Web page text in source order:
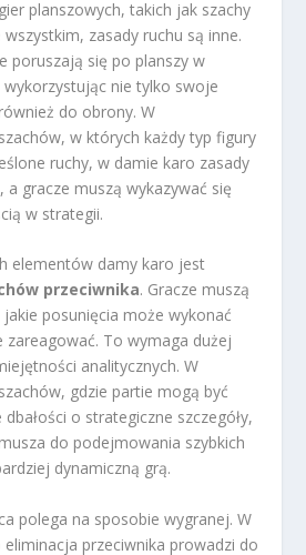
planszowych, takich jak szachy
zasady ruchu są inne.
poruszają się po planszy w
nie tylko swoje
do obrony. W
w których każdy typ figury
ruchy, w damie karo zasady
a gracze muszą wykazywać się
w strategii.
elementów damy karo jest
przeciwnika. Gracze muszą
posunięcia może wykonać
zareagować. To wymaga dużej
analitycznych. W
gdzie partie mogą być
o strategiczne szczegóły,
do podejmowania szybkich
dynamiczną grą.
polega na sposobie wygranej. W
przeciwnika prowadzi do